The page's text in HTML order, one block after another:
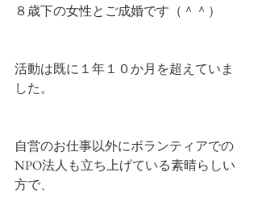
８歳下の女性とご成婚です（＾＾）
活動は既に１年１０か月を超えていま
した。
自営のお仕事以外にボランティアでの
NPO法人も立ち上げている素晴らしい
方で、